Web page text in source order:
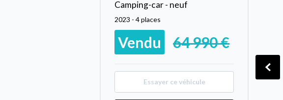
Camping-car - neuf
2023 - 4 places
Vendu 64 990 €
Essayer ce véhicule